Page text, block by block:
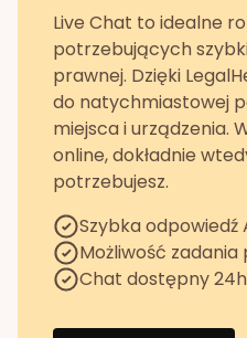
Live Chat to idealne
potrzebujących
prawnej. Dzięki
do natychmiastowej
miejsca i urządzenia.
online, dokładnie
potrzebujesz.
Szybka odpowiedź
Możliwość
Chat dostępny 24h